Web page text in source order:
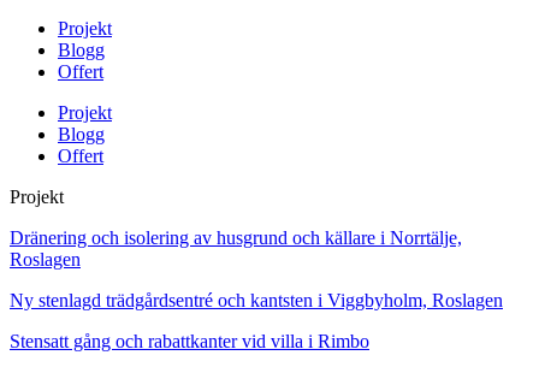
Projekt
Blogg
Offert
Projekt
Blogg
Offert
Projekt
Dränering och isolering av husgrund och källare i Norrtälje,
Roslagen
Ny stenlagd trädgårdsentré och kantsten i Viggbyholm, Roslagen
Stensatt gång och rabattkanter vid villa i Rimbo